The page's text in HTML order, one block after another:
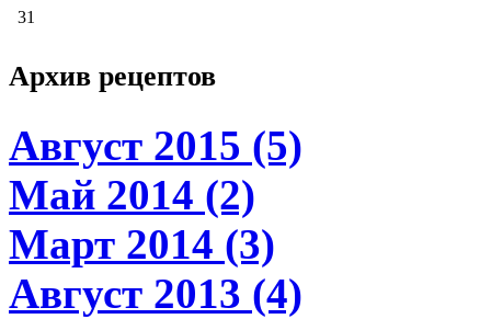
31
Архив рецептов
Август 2015 (5)
Май 2014 (2)
Март 2014 (3)
Август 2013 (4)